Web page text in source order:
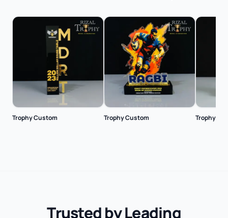
Trophy Custom Trophy Custom Trophy
Trusted by Leading